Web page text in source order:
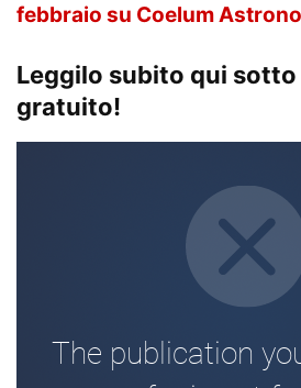
febbraio su Coelum
Leggilo subito qui sotto
gratuito!